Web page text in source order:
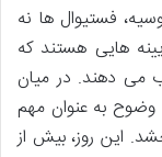
فستیوال ها نه
هایی هستند که
می دهند. در میان
وضوح به عنوان مهم
این روز، بیش از